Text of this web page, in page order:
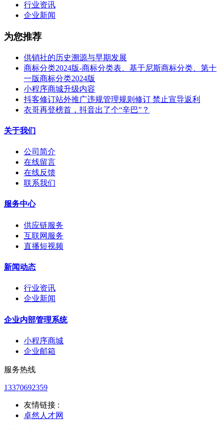
行业资讯
企业新闻
为您推荐
供销社的历史溯源与早期发展
商标分类2024版-商标分类表、基于尼斯商标分类、第十
一版商标分类2024版
小程序商城升级内容
抖客修订站外推广违规管理规则修订 禁止宣导返利
衣哥再登榜首，抖音出了个“辛巴”？
关于我们
公司简介
在线留言
在线反馈
联系我们
服务中心
供应链服务
互联网服务
直播短视频
新闻动态
行业资讯
企业新闻
企业内部管理系统
小程序商城
企业邮箱
服务热线
13370692359
友情链接 :
卓然人才网